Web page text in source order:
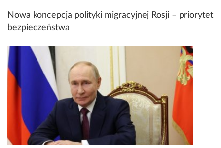
Nowa koncepcja polityki migracyjnej Rosji – priorytet
bezpieczeństwa